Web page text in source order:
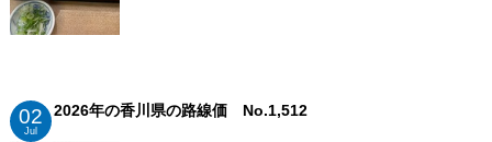
02
Jul
2026年の香川県の路線価 No.1,512